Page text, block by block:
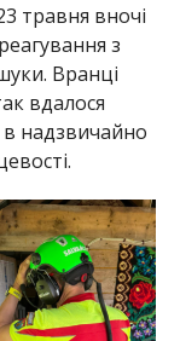
травня вночі
з
Вранці
вдалося
в надзвичайно